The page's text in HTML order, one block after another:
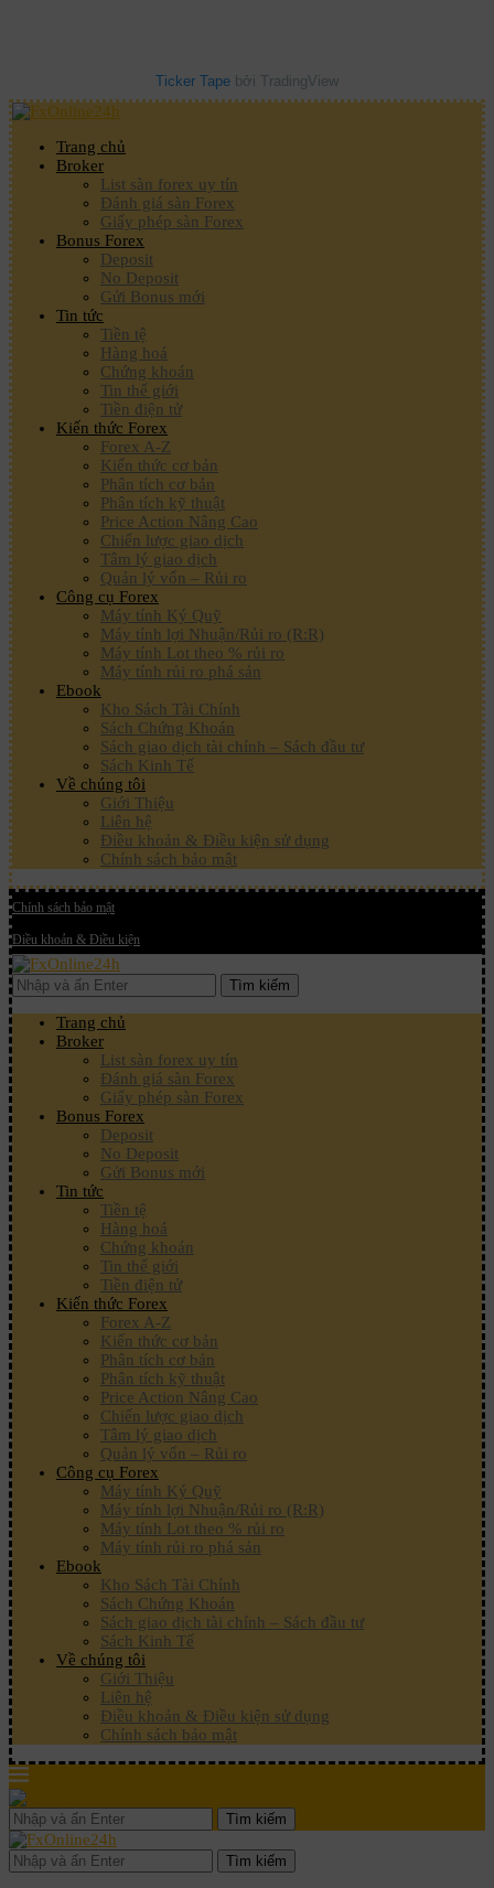
Ticker Tape bởi TradingView
Trang chủ
Broker
List sàn forex uy tín
Đánh giá sàn Forex
Giấy phép sàn Forex
Bonus Forex
Deposit
No Deposit
Gửi Bonus mới
Tin tức
Tiền tệ
Hàng hoá
Chứng khoán
Tin thế giới
Tiền điện tử
Kiến thức Forex
Forex A-Z
Kiến thức cơ bản
Phân tích cơ bản
Phân tích kỹ thuật
Price Action Nâng Cao
Chiến lược giao dịch
Tâm lý giao dịch
Quản lý vốn – Rủi ro
Công cụ Forex
Máy tính Ký Quỹ
Máy tính lợi Nhuận/Rủi ro (R:R)
Máy tính Lot theo % rủi ro
Máy tính rủi ro phá sản
Ebook
Kho Sách Tài Chính
Sách Chứng Khoán
Sách giao dịch tài chính – Sách đầu tư
Sách Kinh Tế
Về chúng tôi
Giới Thiệu
Liên hệ
Điều khoản & Điều kiện sử dụng
Chính sách bảo mật
Chính sách bảo mật
Điều khoản & Điều kiện
Tìm kiếm
Trang chủ
Broker
List sàn forex uy tín
Đánh giá sàn Forex
Giấy phép sàn Forex
Bonus Forex
Deposit
No Deposit
Gửi Bonus mới
Tin tức
Tiền tệ
Hàng hoá
Chứng khoán
Tin thế giới
Tiền điện tử
Kiến thức Forex
Forex A-Z
Kiến thức cơ bản
Phân tích cơ bản
Phân tích kỹ thuật
Price Action Nâng Cao
Chiến lược giao dịch
Tâm lý giao dịch
Quản lý vốn – Rủi ro
Công cụ Forex
Máy tính Ký Quỹ
Máy tính lợi Nhuận/Rủi ro (R:R)
Máy tính Lot theo % rủi ro
Máy tính rủi ro phá sản
Ebook
Kho Sách Tài Chính
Sách Chứng Khoán
Sách giao dịch tài chính – Sách đầu tư
Sách Kinh Tế
Về chúng tôi
Giới Thiệu
Liên hệ
Điều khoản & Điều kiện sử dụng
Chính sách bảo mật
Tìm kiếm
Tìm kiếm